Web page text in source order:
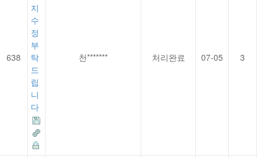
638
지
수
정
부
탁
드
립
니
다
천******* 처리완료 07-05 3